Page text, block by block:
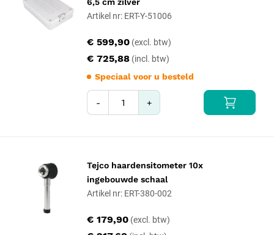
Artikel nr: ERT-Y-51006
€ 725,88
€ 599,90
Speciaal voor u besteld
- +
Tejco haardensitometer 10x
ingebouwde schaal
Artikel nr: ERT-380-002
€ 179,90